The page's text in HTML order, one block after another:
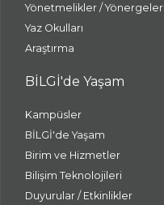
Yönetmelikler / Yönergeler
Yaz Okulları
Araştırma
BİLGİ'de Yaşam
Kampüsler
BİLGİ'de Yaşam
Birim ve Hizmetler
Bilişim Teknolojileri
Duyurular / Etkinlikler